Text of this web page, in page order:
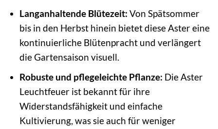
Langanhaltende Blütezeit: Von Spätsommer
bis in den Herbst hinein bietet diese Aster eine
kontinuierliche Blütenpracht und verlängert
die Gartensaison visuell.
Robuste und pflegeleichte Pflanze: Die Aster
Leuchtfeuer ist bekannt für ihre
Widerstandsfähigkeit und einfache
Kultivierung, was sie auch für weniger